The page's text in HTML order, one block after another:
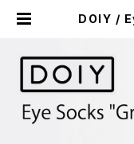
DOIY /